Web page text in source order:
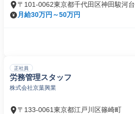
〒101-0062東京都千代田区神田駿河台
月給30万円～50万円
正社員
労務管理スタッフ
株式会社京葉興業
〒133-0061東京都江戸川区篠崎町